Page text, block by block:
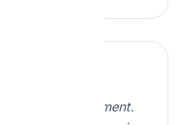
et proprement.